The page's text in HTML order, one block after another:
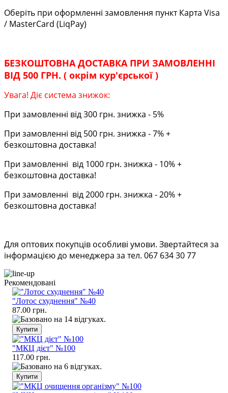
Оберіть при оформленні замовлення пункт Карта Visa
/ MasterCard (LiqPay)
БЕЗКОШТОВНА ДОСТАВКА ПРИ ЗАМОВЛЕННІ
ВІД 500 ГРН. ( окрім кур'єрської )
Увага! Діє система знижок:
При замовленні від 300 грн. знижка - 5%
При замовленні від 500 грн. знижка - 7% +
безкоштовна доставка!
При замовленні від 1000 грн. знижка - 10% +
безкоштовна доставка!
При замовленні від 2000 грн. знижка - 20% +
безкоштовна доставка!
Для оптових покупців особливі умови. Звертайтеся за
інформацією до менеджера за тел. 067 634 30 77
Рекомендовані
"Лотос схуднення" №40
87.00 грн.
"МКЦ дієт" №100
117.00 грн.